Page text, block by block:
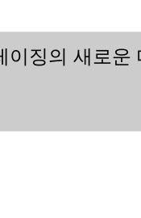
이징의 새로운